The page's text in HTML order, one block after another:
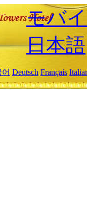
モバ
日本語
Deutsch Français